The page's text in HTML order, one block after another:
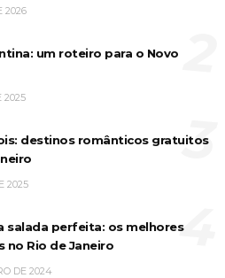
2026
um roteiro para o Novo
2025
destinos românticos gratuitos
2025
3
salada perfeita: os melhores
no Rio de Janeiro
DE 2024
4